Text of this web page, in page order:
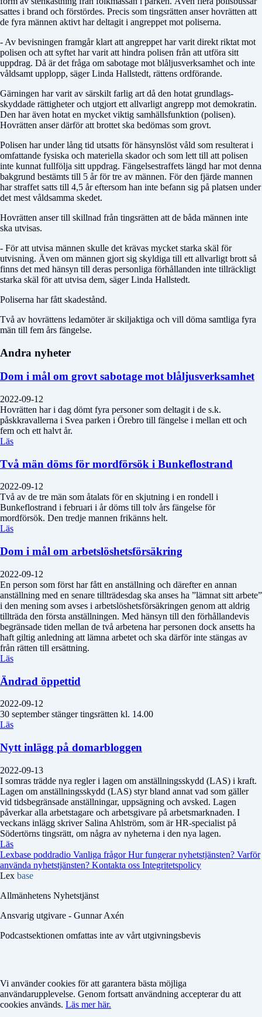
sattes i brand och förstördes. Precis som tingsrätten anser hovrätten att
de fyra männen aktivt har deltagit i angreppet mot poliserna.
- Av bevisningen framgår klart att angreppet har varit direkt riktat mot
polisen och att syftet har varit att hindra polisen från att utföra sitt
uppdrag. Då är det fråga om sabotage mot blåljusverksamhet och inte
våldsamt upplopp, säger Linda Hallstedt, rättens ordförande.
Gärningen har varit av särskilt farlig art då den hotat grundlags­
skyddade rättigheter och utgjort ett allvarligt angrepp mot demokratin.
Den har även hotat en mycket viktig samhällsfunktion (polisen).
Hovrätten anser därför att brottet ska bedömas som grovt.
Polisen har under lång tid utsatts för hänsynslöst våld som resulterat i
omfattande fysiska och materiella skador och som lett till att polisen
inte kunnat fullfölja sitt uppdrag. Fängelsestraffets längd har mot denna
bakgrund bestämts till 5 år för tre av männen. För den fjärde mannen
har straffet satts till 4,5 år eftersom han inte befann sig på platsen under
det mest våldsamma skedet.
Hovrätten anser till skillnad från tingsrätten att de båda männen inte
ska utvisas.
- För att utvisa männen skulle det krävas mycket starka skäl för
utvisning. Även om männen gjort sig skyldiga till ett allvarligt brott så
finns det med hänsyn till deras personliga förhållanden inte tillräckligt
starka skäl för att utvisa dem, säger Linda Hallstedt.
Poliserna har fått skadestånd.
Två av hovrättens ledamöter är skiljaktiga och vill döma samtliga fyra
män till fem års fängelse.
Andra nyheter
Dom i mål om grovt sabotage mot blåljusverksamhet
2022-09-12
Hovrätten har i dag dömt fyra personer som deltagit i de s.k.
påskkravallerna i Svea parken i Örebro till fängelse i mellan ett och
fem och ett halvt år.
Läs
Två män döms för mordförsök i Bunkeflostrand
2022-09-12
Två av de tre män som åtalats för en skjutning i en rondell i
Bunkeflostrand i februari i år döms till tolv års fängelse för
mordförsök. Den tredje mannen frikänns helt.
Läs
Dom i mål om arbetslöshetsförsäkring
2022-09-12
En person som först har fått en anställning och därefter en annan
anställning med en senare tillträdesdag ska anses ha ”lämnat sitt arbete”
i den mening som avses i arbetslöshetsförsäkringen genom att aldrig
tillträda den första anställningen. Med hänsyn till den förhållandevis
begränsade tiden mellan de två arbetena har personen dock ansetts ha
haft giltig anledning att lämna arbetet och ska därför inte stängas av
från rätten till ersättning.
Läs
Ändrad öppettid
2022-09-12
30 september stänger tingsrätten kl. 14.00
Läs
Nytt inlägg på domarbloggen
2022-09-13
I somras trädde nya regler i lagen om anställningsskydd (LAS) i kraft.
Lagen om anställningsskydd (LAS) styr bland annat vad som gäller
vid tidsbegränsade anställningar, uppsägning och avsked. Lagen
påverkar alla arbetstagare och arbetsgivare på arbetsmarknaden. I
veckans inlägg skriver Salina Ahlström, som är HR-specialist på
Södertörns tingsrätt, om några av nyheterna i den nya lagen.
Läs
Lexbase poddradio Vanliga frågorHur fungerar nyhetstjänsten? Varför
använda nyhetstjänsten? Kontakta oss Integritetspolicy
Lex base
Allmänhetens Nyhetstjänst
Ansvarig utgivare - Gunnar Axén
Podcastsektionen omfattas inte av vårt utgivningsbevis
Vi använder cookies för att garantera bästa möjliga
användarupplevelse. Genom fortsatt användning accepterar du att
cookies används. Läs mer här.